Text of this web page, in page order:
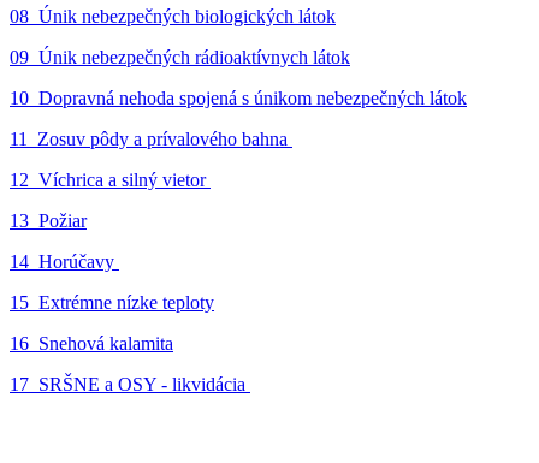
08_Únik nebezpečných biologických látok
09_Únik nebezpečných rádioaktívnych látok
10_Dopravná nehoda spojená s únikom nebezpečných látok
11_Zosuv pôdy a prívalového bahna
12_Víchrica a silný vietor
13_Požiar
14_Horúčavy
15_Extrémne nízke teploty
16_Snehová kalamita
17_SRŠNE a OSY - likvidácia